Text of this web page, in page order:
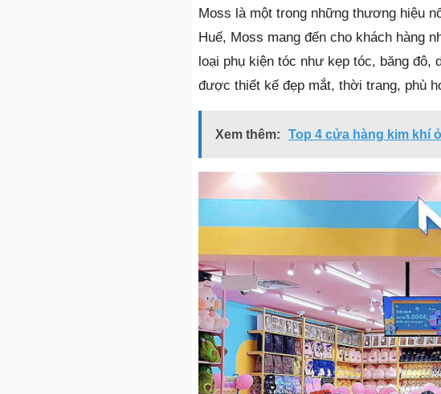
Moss là một trong những thương hiệu
Huế, Moss mang đến cho khách hàng
loại phụ kiện tóc như kẹp tóc, băng đô,
được thiết kế đẹp mắt, thời trang, phù
Xem thêm: Top 4 cửa hàng kim khí